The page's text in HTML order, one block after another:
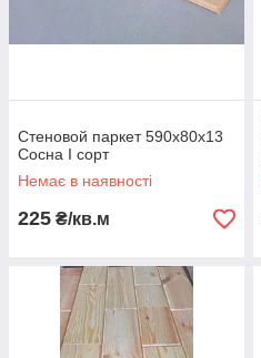
Стеновой паркет 590х80х13
Сосна І сорт
Немає в наявності
225 ₴/кв.м